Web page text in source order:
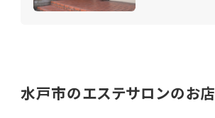
水戸市のエステサロンのお店